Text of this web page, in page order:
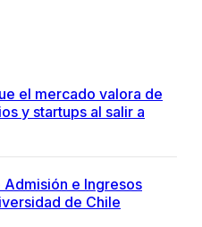
el mercado valora de
y startups al salir a
e Ingresos
de Chile